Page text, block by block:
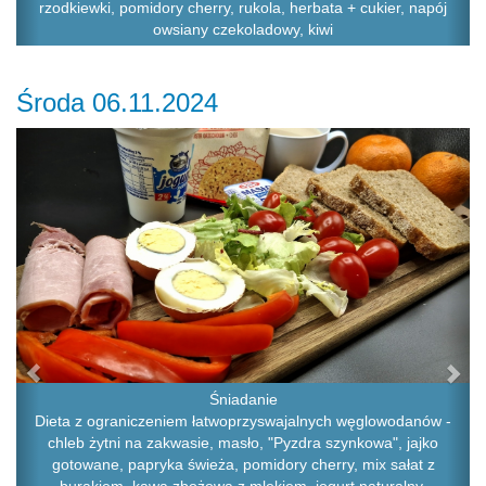
rzodkiewki, pomidory cherry, rukola, herbata + cukier, napój
owsiany czekoladowy, kiwi
Środa 06.11.2024
Śniadanie
Dieta z ograniczeniem łatwoprzyswajalnych węglowodanów -
chleb żytni na zakwasie, masło, "Pyzdra szynkowa", jajko
gotowane, papryka świeża, pomidory cherry, mix sałat z